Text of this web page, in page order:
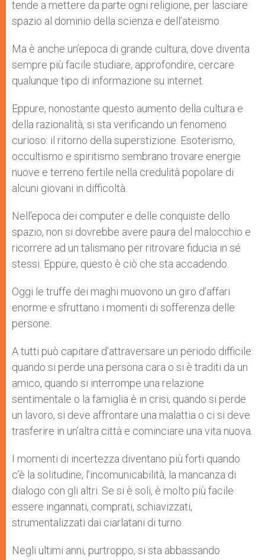
r
tende a mettere da parte ogni religione, per lasciare
spazio al dominio della scienza e dell’ateismo.
Ma è anche un’epoca di grande cultura, dove diventa
sempre più facile studiare, approfondire, cercare
qualunque tipo di informazione su internet.
Eppure, nonostante questo aumento della cultura e
della razionalità, si sta verificando un fenomeno
curioso: il ritorno della superstizione. Esoterismo,
occultismo e spiritismo sembrano trovare energie
nuove e terreno fertile nella credulità popolare di
alcuni giovani in difficoltà.
Nell’epoca dei computer e delle conquiste dello
spazio, non si dovrebbe avere paura del malocchio e
ricorrere ad un talismano per ritrovare fiducia in sé
stessi. Eppure, questo è ciò che sta accadendo.
Oggi le truffe dei maghi muovono un giro d’affari
enorme e sfruttano i momenti di sofferenza delle
persone.
A tutti può capitare d’attraversare un periodo difficile:
quando si perde una persona cara o si è traditi da un
amico, quando si interrompe una relazione
sentimentale o la famiglia è in crisi, quando si perde
un lavoro, si deve affrontare una malattia o ci si deve
trasferire in un’altra città e cominciare una vita nuova.
I momenti di incertezza diventano più forti quando
c’è la solitudine, l’incomunicabilità, la mancanza di
dialogo con gli altri. Se si è soli, è molto più facile
essere ingannati, comprati, schiavizzati,
strumentalizzati dai ciarlatani di turno.
Negli ultimi anni, purtroppo, si sta abbassando